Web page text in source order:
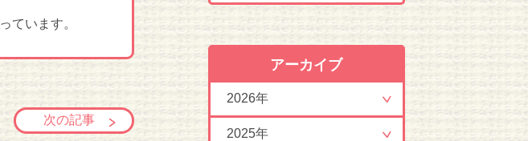
ています。
次の記事
アーカイブ
2026年
2025年